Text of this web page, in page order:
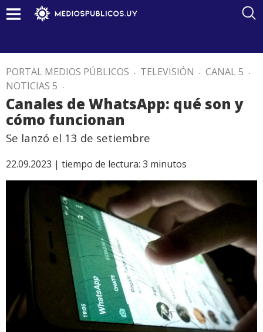
PORTAL MEDIOS PÚBLICOS . TELEVISIÓN . CANAL 5 .
NOTICIAS 5 .
Canales de WhatsApp: qué son y
cómo funcionan
Se lanzó el 13 de setiembre
22.09.2023 | tiempo de lectura: 3 minutos